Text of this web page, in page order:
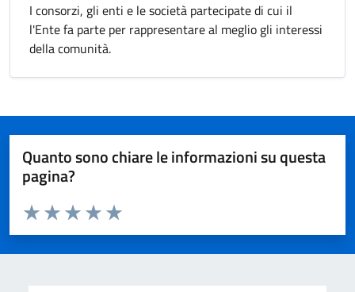
I consorzi, gli enti e le società partecipate di cui il
l'Ente fa parte per rappresentare al meglio gli interessi
della comunità.
Quanto sono chiare le informazioni su questa
pagina?
Valuta da 1 a 5 stelle la pagina
Valuta 5 stelle su 5
Valuta 4 stelle su 5
Valuta 3 stelle su 5
Valuta 2 stelle su 5
Valuta 1 stelle su 5